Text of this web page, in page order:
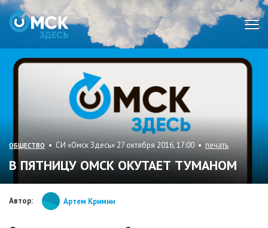
ОБЩЕСТВО • СИ «Омск Здесь» 27 октября 2016, 17:00 • печать
В ПЯТНИЦУ ОМСК ОКУТАЕТ ТУМАНОМ
Автор: Артем Кримин